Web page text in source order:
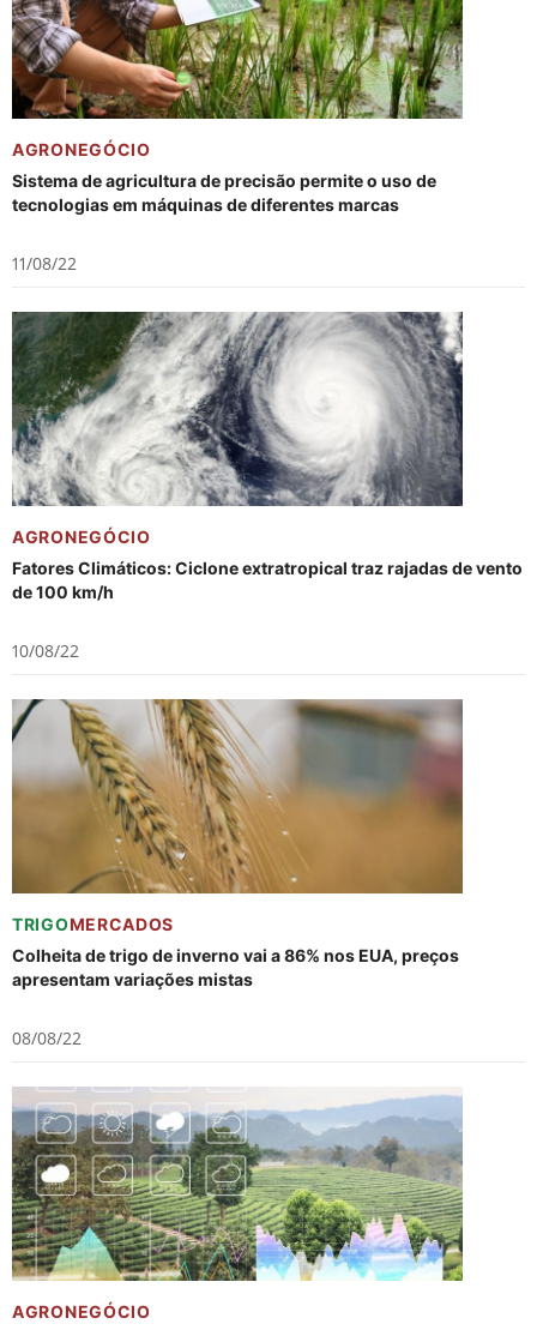
AGRONEGÓCIO
Sistema de agricultura de precisão permite o uso de
tecnologias em máquinas de diferentes marcas
11/08/22
AGRONEGÓCIO
Fatores Climáticos: Ciclone extratropical traz rajadas de vento
de 100 km/h
10/08/22
TRIGOMERCADOS
Colheita de trigo de inverno vai a 86% nos EUA, preços
apresentam variações mistas
08/08/22
AGRONEGÓCIO